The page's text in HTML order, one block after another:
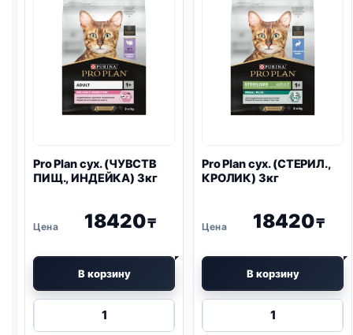
Pro Planсух. (ЧУВСТВ
ПИЩ., ИНДЕЙКА) 3кг
18420₸
В корзину
Количество
Pro Planсух. (СТЕРИЛ.,
КРОЛИК) 3кг
18420₸
В корзину
Количество